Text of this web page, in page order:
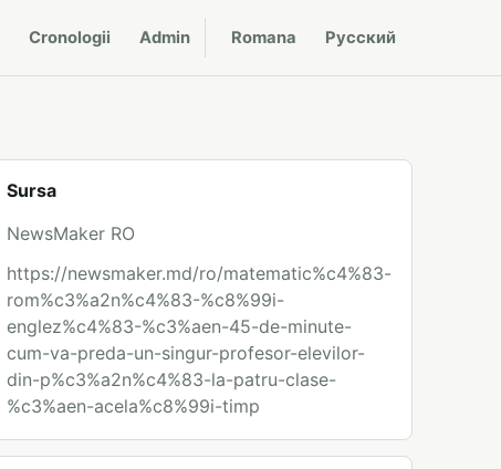
Cronologii Admin Romana Русский
Sursa
NewsMaker RO
https://newsmaker.md/ro/matematic%c4%83-
rom%c3%a2n%c4%83-%c8%99i-
englez%c4%83-%c3%aen-45-de-minute-
cum-va-preda-un-singur-profesor-elevilor-
din-p%c3%a2n%c4%83-la-patru-clase-
%c3%aen-acela%c8%99i-timp